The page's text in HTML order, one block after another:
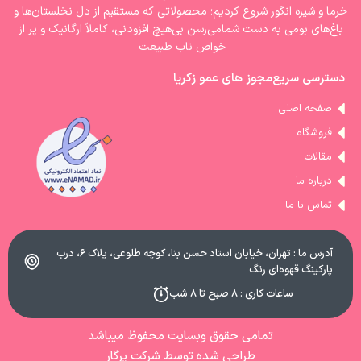
خرما و شیره انگور شروع کردیم؛ محصولاتی که مستقیم از دل نخلستان‌ها و
باغ‌های بومی به دست شمامی‌رسن بی‌هیچ افزودنی، کاملاً ارگانیک و پر از
خواص ناب طبیعت
دسترسی سریعمجوز های عمو زکریا
صفحه اصلی
فروشگاه
مقالات
درباره ما
تماس با ما
آدرس ما : تهران، خیابان استاد حسن بنا، کوچه طلوعی، پلاک ۶، درب
پارکینگ قهوه‌ای رنگ
ساعات کاری : ۸ صبح تا ۸ شب
تمامی حقوق وبسایت محفوظ میباشد
طراحی شده توسط شرکت پرگار